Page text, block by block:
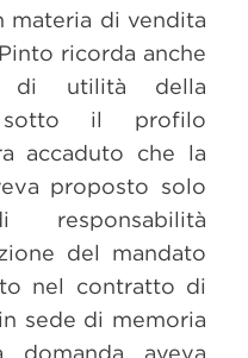
materia di vendita
ricorda anche
di utilità della
sotto il profilo
accaduto che la
proposto solo
del mandato
nel contratto di
sede di memoria
domanda aveva